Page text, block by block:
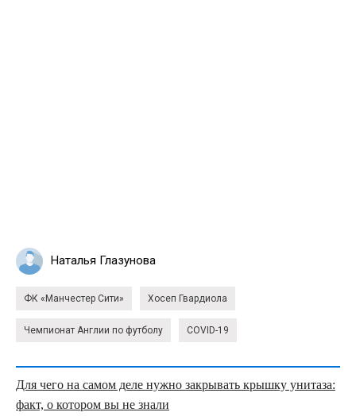
Наталья Глазунова
ФК «Манчестер Сити» Хосеп Гвардиола
Чемпионат Англии по футболу COVID-19
Для чего на самом деле нужно закрывать крышку унитаза:
факт, о котором вы не знали